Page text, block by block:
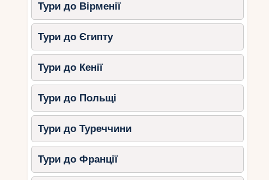
Тури до Вірменії
Тури до Єгипту
Тури до Кенії
Тури до Польщі
Тури до Туреччини
Тури до Франції